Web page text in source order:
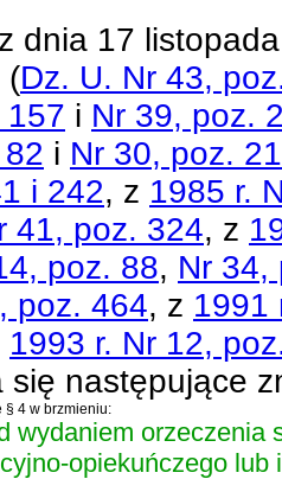
dnia 17
(Dz. U. Nr 43,
157 i Nr 39, poz.
i Nr 30, poz.
i 242, z 1985 r.
41, poz. 324, z
poz. 88, Nr 34,
poz. 464, z 1991
1993 r. Nr 12,
się następujące
§ 4 w brzmieniu:
wydaniem orzeczenia
opiekuńczego